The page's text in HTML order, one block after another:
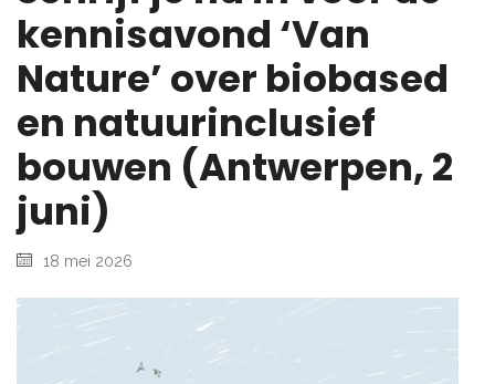
kennisavond ‘Van
Nature’ over biobased
en natuurinclusief
bouwen (Antwerpen, 2
juni)
18 mei 2026